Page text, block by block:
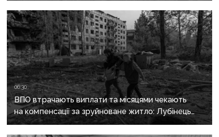
06:30
ВПО втрачають виплати та місяцями чекають
на компенсації за зруйноване житло: Лубінець
вимагає змін від уряду